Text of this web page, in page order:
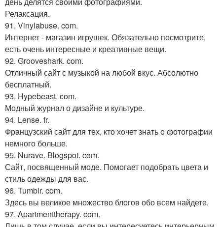
Релаксация.
91. Vinylabuse. com.
Интернет - магазин игрушек. Обязательно посмотрите,
есть очень интересные и креативные вещи.
92. Grooveshark. com.
Отличный сайт с музыкой на любой вкус. Абсолютно
бесплатный.
93. Hypebeast. com.
Модный журнал о дизайне и культуре.
94. Lense. fr.
Французский сайт для тех, кто хочет знать о фотографии
немного больше.
95. Nurave. Blogspot. com.
Сайт, посвященный моде. Помогает подобрать цвета и
стиль одежды для вас.
96. Tumblr. com.
Здесь вы великое множество блогов обо всем найдете.
97. Apartmenttherapy. com.